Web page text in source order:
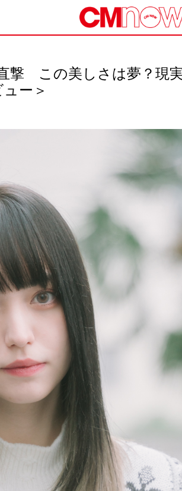
撃 この美しさは夢？現実
ー＞